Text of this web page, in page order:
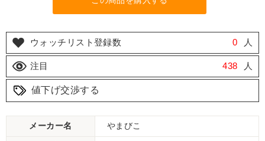
ウォッチリスト登録数 0 人
注目 438 人
値下げ交渉する
メーカー名 やまびこ